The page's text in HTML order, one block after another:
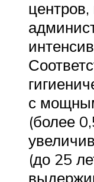
с
(более
(до 25